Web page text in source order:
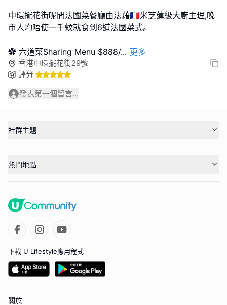
中環擺花街呢間法國菜餐廳由法藉🇫🇷米芝蓮級大廚主理,晚
市人均唔使一千蚊就食到6道法國菜式｡
✿ 六道菜Sharing Menu $888/... 更多
香港中環擺花街29號
評分
發表第一個留言...
社群主題
熱門地點
下載 U Lifestyle應用程式
關於